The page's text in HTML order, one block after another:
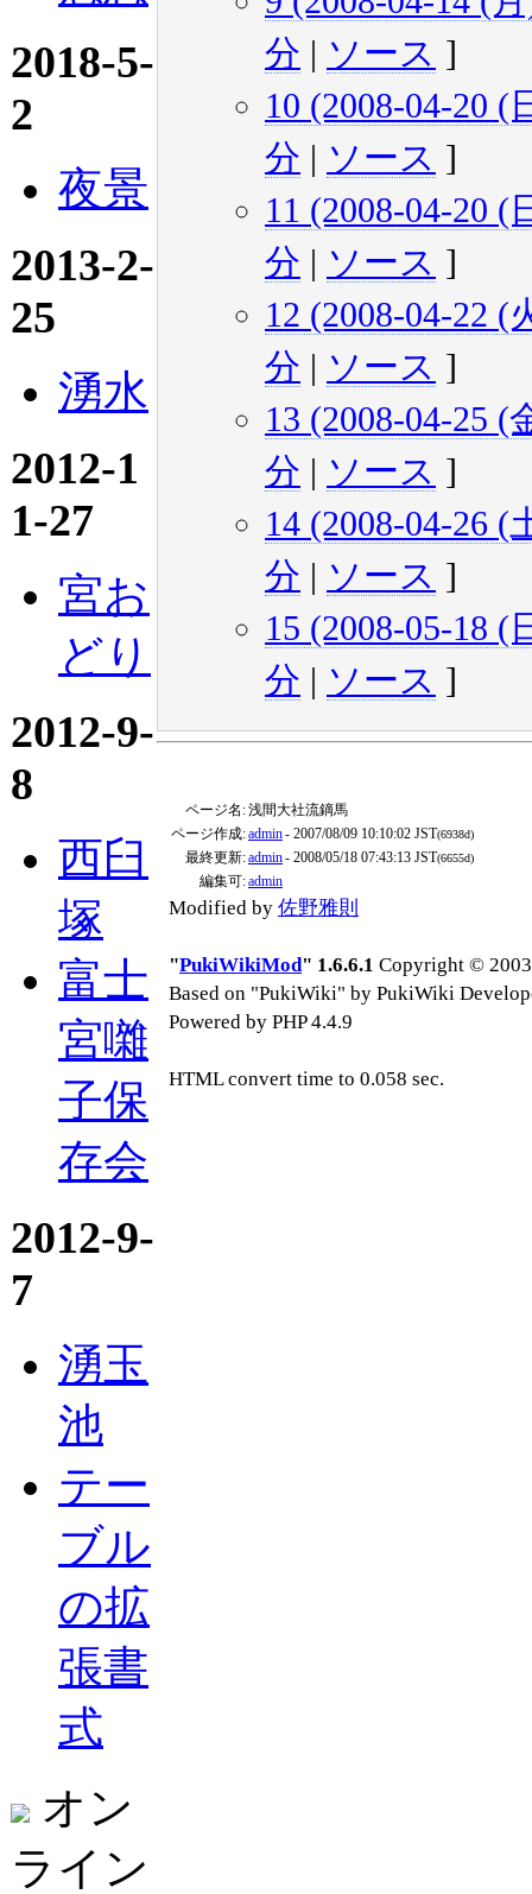
2018-5-
2
夜景
2013-2-
25
湧水
2012-1
1-27
宮お
どり
2012-9-
8
西臼
塚
富士
宮囃
子保
存会
2012-9-
7
湧玉
池
テー
ブル
の拡
張書
式
オン
ライン
分 | ソース ]
10 (2008-04-20 (
分 | ソース ]
11 (2008-04-20 (
分 | ソース ]
12 (2008-04-22 (
分 | ソース ]
13 (2008-04-25 (
分 | ソース ]
14 (2008-04-26 (
分 | ソース ]
15 (2008-05-18 (
分 | ソース ]
ページ名:浅間大社流鏑馬
ページ作成:admin- 2007/08/09 10:10:02 JST(6938d)
最終更新:admin- 2008/05/18 07:43:13 JST(6655d)
編集可:admin
Modified by 佐野雅則
"PukiWikiMod" 1.6.6.1 Copyright ©
Based on "PukiWiki" by PukiWiki
Powered by PHP 4.4.9
HTML convert time to 0.058 sec.